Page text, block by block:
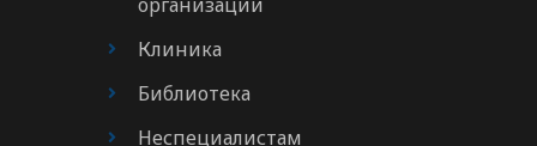
Клиника
Библиотека
Неспециалистам